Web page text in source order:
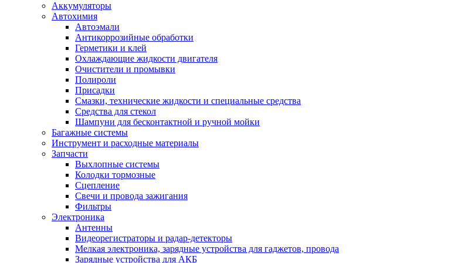
Аккумуляторы
Автохимия
Автоэмали
Антикоррозийные обработки
Герметики и клей
Охлаждающие жидкости двигателя
Очистители и промывки
Полироли
Присадки
Смазки, технические жидкости и специальные средства
Средства для стекол
Шампуни для бесконтактной и ручной мойки
Багажные системы
Инструмент и расходные материалы
Запчасти
Выхлопные системы
Колодки тормозные
Сцепление
Свечи и провода зажигания
Фильтры
Электроника
Антенны
Видеорегистраторы и радар-детекторы
Мелкая электроника, зарядные устройства для гаджетов, провода
Зарядные устройства для АКБ